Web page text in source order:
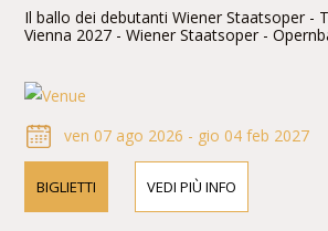
Il ballo dei debutanti Wiener Staatsoper -
Vienna 2027 - Wiener Staatsoper -
ven 07 ago 2026 - gio 04 feb 2027
BIGLIETTI VEDI PIÙ INFO